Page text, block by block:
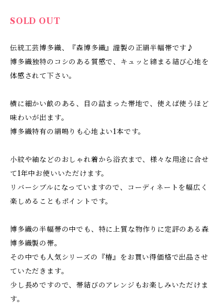
SOLD OUT
伝統工芸博多織、『森博多織』謹製の正絹半幅帯です♪
博多織独特のコシのある質感で、キュッと締まる結び心地を
体感されて下さい。
横に細かい畝のある、目の詰まった帯地で、使えば使うほど
味わいが出ます。
博多織特有の絹鳴りも心地よい1本です。
小紋や紬などのおしゃれ着から浴衣まで、様々な用途に合せ
て1年中お使いいただけます。
リバーシブルになっていますので、コーディネートを幅広く
楽しめることもポイントです。
博多織の半幅帯の中でも、特に上質な物作りに定評のある森
博多織製の帯。
その中でも人気シリーズの『椿』をお買い得価格で出品させ
ていただきます。
少し長めですので、帯結びのアレンジもお楽しみいただけま
す。